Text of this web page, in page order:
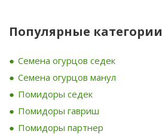
Популярные категории
Семена огурцов седек
Семена огурцов манул
Помидоры седек
Помидоры гавриш
Помидоры партнер